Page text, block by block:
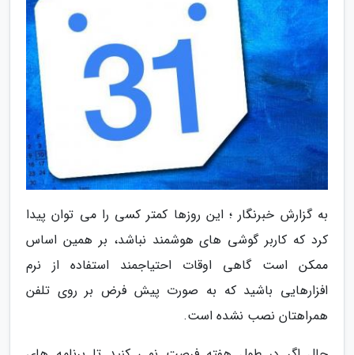
به گزارش خبرنگار ؛ این روزها کمتر کسی را می توان پیدا
کرد که کاربر گوشی های هوشمند نباشد، بر همین اساس
ممکن است گاهی اوقات احتیاجمند استفاده از نرم
افزارهایی باشید که به صورت پیش فرض بر روی تلفن
همراهتان نصب نشده است.